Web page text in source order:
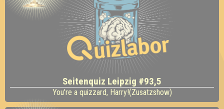
Seitenquiz Leipzig #93,5
You're a quizzard, Harry!(Zusatzshow)